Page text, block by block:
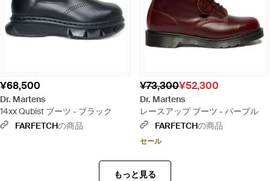
¥68,500
Dr. Martens
14xx Qubist ブーツ - ブラック
FARFETCHの商品
¥73,300¥52,300
Dr. Martens
レースアップ ブーツ - パープル
FARFETCHの商品
セール
もっと見る